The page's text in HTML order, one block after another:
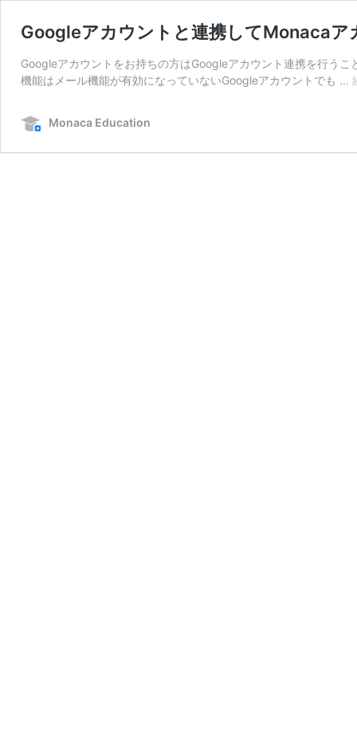
Googleアカウントと連携してMonacaア
Googleアカウントをお持ちの方はGoogleアカウント連携を行う
機能はメール機能が有効になっていないGoogleアカウントでも …
Monaca Education